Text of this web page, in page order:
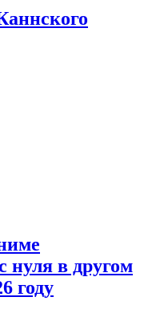
в другом
году